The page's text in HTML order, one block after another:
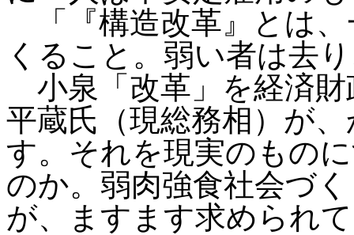
「『構造改革』とは、
くること。弱い者は去
小泉「改革」を経済財
平蔵氏（現総務相）が
す。それを現実のもの
のか。弱肉強食社会づ
が、ますます求められ